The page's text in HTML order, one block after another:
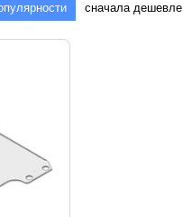
сначала дешевле